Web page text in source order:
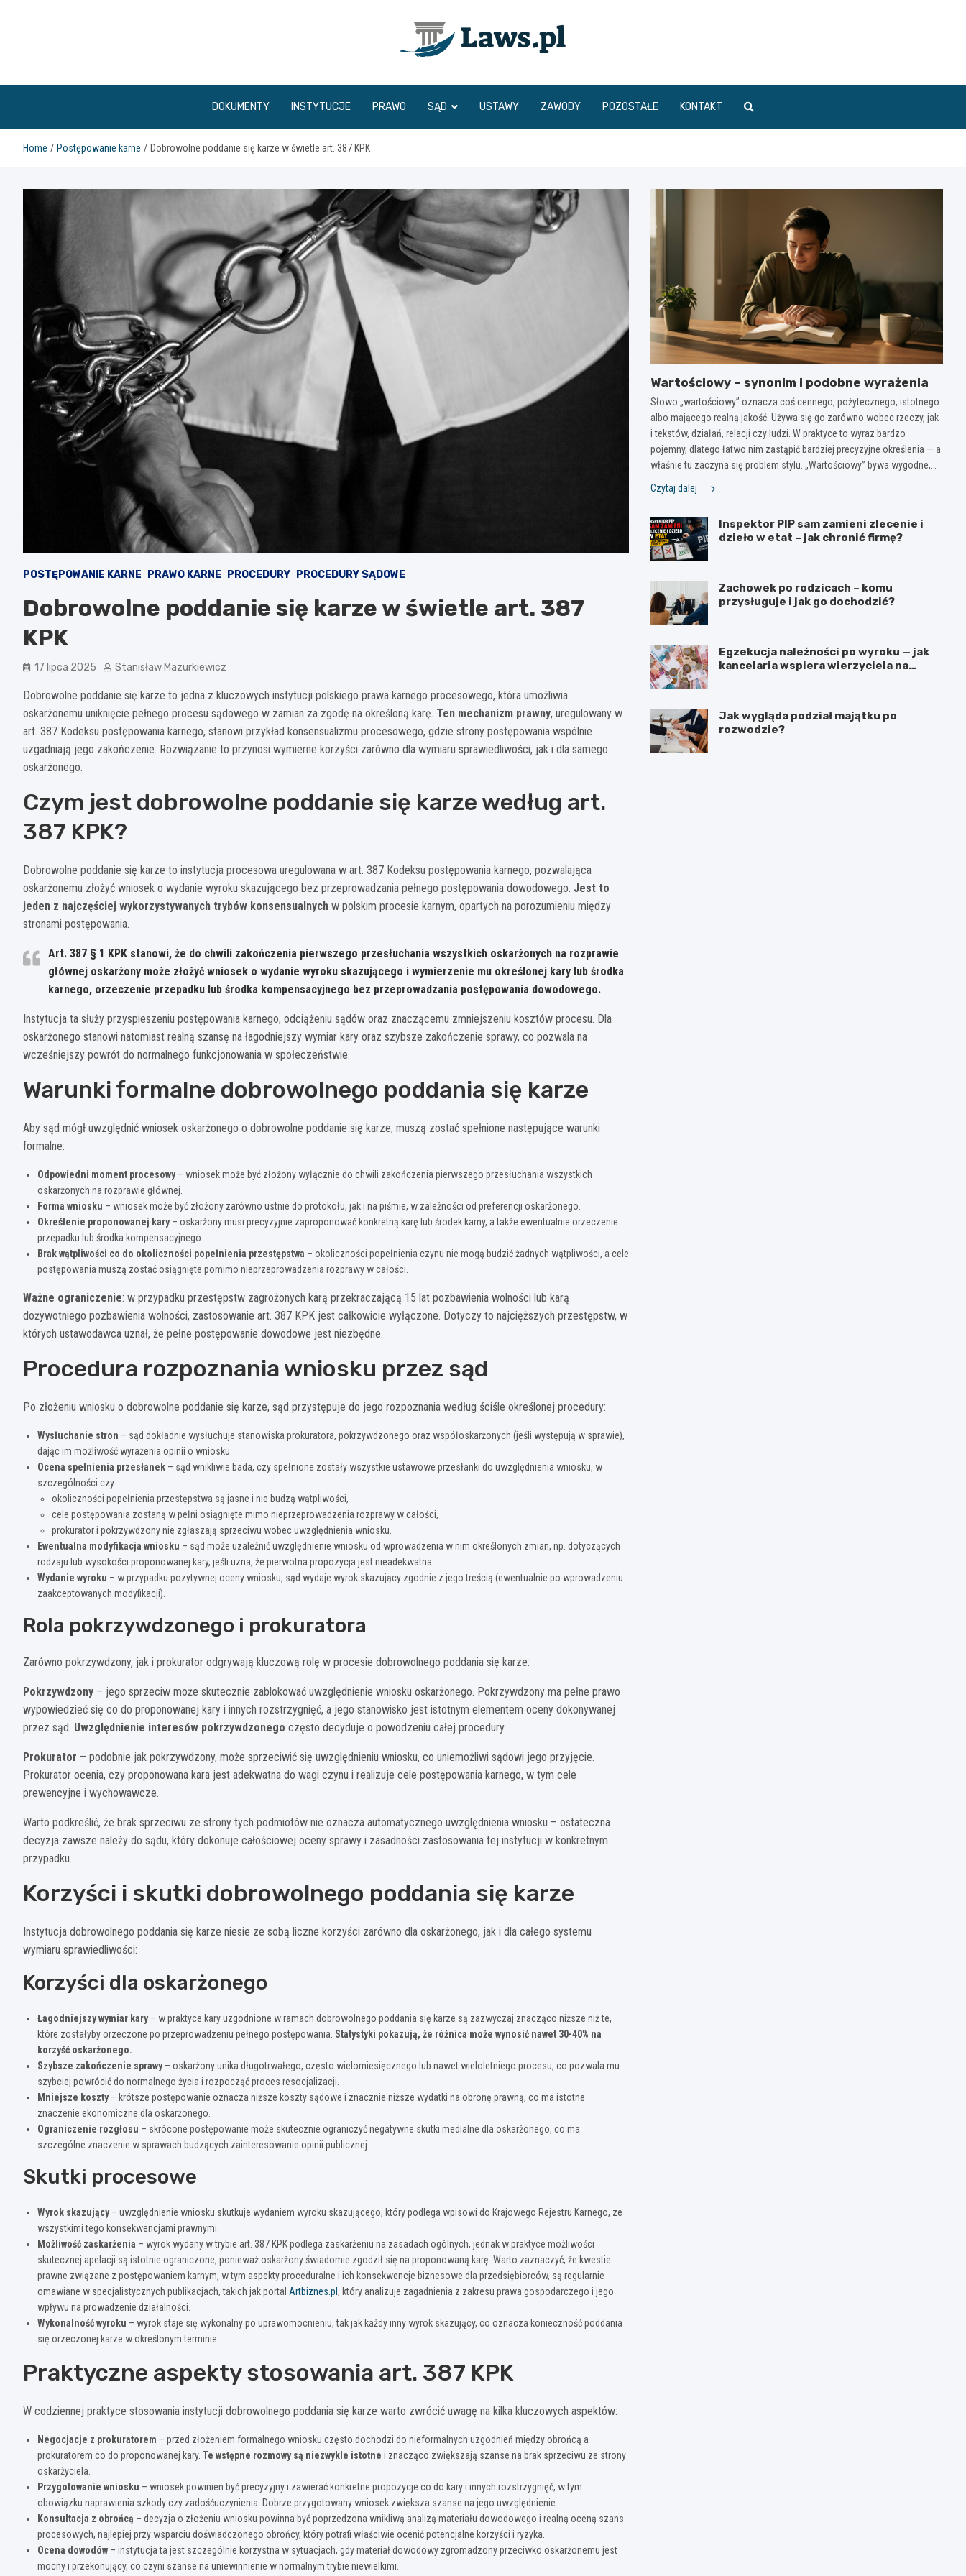
www.laws.pl
DOKUMENTY INSTYTUCJE PRAWO SĄD USTAWY ZAWODY POZOSTAŁE KONTAKT
Home Postępowanie karne Dobrowolne poddanie się karze w świetle art. 387 KPK
POSTĘPOWANIE KARNE PRAWO KARNE PROCEDURY PROCEDURY SĄDOWE
Dobrowolne poddanie się karze w świetle art. 387
KPK
17 lipca 2025 Stanisław Mazurkiewicz
Dobrowolne poddanie się karze to jedna z kluczowych instytucji polskiego prawa karnego procesowego, która umożliwia
oskarżonemu uniknięcie pełnego procesu sądowego w zamian za zgodę na określoną karę. Ten mechanizm prawny, uregulowany w
art. 387 Kodeksu postępowania karnego, stanowi przykład konsensualizmu procesowego, gdzie strony postępowania wspólnie
uzgadniają jego zakończenie. Rozwiązanie to przynosi wymierne korzyści zarówno dla wymiaru sprawiedliwości, jak i dla samego
oskarżonego.
Czym jest dobrowolne poddanie się karze według art.
387 KPK?
Dobrowolne poddanie się karze to instytucja procesowa uregulowana w art. 387 Kodeksu postępowania karnego, pozwalająca
oskarżonemu złożyć wniosek o wydanie wyroku skazującego bez przeprowadzania pełnego postępowania dowodowego. Jest to
jeden z najczęściej wykorzystywanych trybów konsensualnych w polskim procesie karnym, opartych na porozumieniu między
stronami postępowania.
Art. 387 § 1 KPK stanowi, że do chwili zakończenia pierwszego przesłuchania wszystkich oskarżonych na rozprawie
głównej oskarżony może złożyć wniosek o wydanie wyroku skazującego i wymierzenie mu określonej kary lub środka
karnego, orzeczenie przepadku lub środka kompensacyjnego bez przeprowadzania postępowania dowodowego.
Instytucja ta służy przyspieszeniu postępowania karnego, odciążeniu sądów oraz znaczącemu zmniejszeniu kosztów procesu. Dla
oskarżonego stanowi natomiast realną szansę na łagodniejszy wymiar kary oraz szybsze zakończenie sprawy, co pozwala na
wcześniejszy powrót do normalnego funkcjonowania w społeczeństwie.
Warunki formalne dobrowolnego poddania się karze
Aby sąd mógł uwzględnić wniosek oskarżonego o dobrowolne poddanie się karze, muszą zostać spełnione następujące warunki
formalne:
Odpowiedni moment procesowy– wniosek może być złożony wyłącznie do chwili zakończenia pierwszego przesłuchania wszystkich
oskarżonych na rozprawie głównej.
Forma wniosku – wniosek może być złożony zarówno ustnie do protokołu, jak i na piśmie, w zależności od preferencji oskarżonego.
Określenie proponowanej kary– oskarżony musi precyzyjnie zaproponować konkretną karę lub środek karny, a także ewentualnie orzeczenie
przepadku lub środka kompensacyjnego.
Brak wątpliwości co do okoliczności popełnienia przestępstwa – okoliczności popełnienia czynu nie mogą budzić żadnych wątpliwości, a cele
postępowania muszą zostać osiągnięte pomimo nieprzeprowadzenia rozprawy w całości.
Ważne ograniczenie: w przypadku przestępstw zagrożonych karą przekraczającą 15 lat pozbawienia wolności lub karą
dożywotniego pozbawienia wolności, zastosowanie art. 387 KPK jest całkowicie wyłączone. Dotyczy to najcięższych przestępstw, w
których ustawodawca uznał, że pełne postępowanie dowodowe jest niezbędne.
Procedura rozpoznania wniosku przez sąd
Po złożeniu wniosku o dobrowolne poddanie się karze, sąd przystępuje do jego rozpoznania według ściśle określonej procedury:
Wysłuchanie stron – sąd dokładnie wysłuchuje stanowiska prokuratora, pokrzywdzonego oraz współoskarżonych (jeśli występują w sprawie),
dając im możliwość wyrażenia opinii o wniosku.
Ocena spełnienia przesłanek – sąd wnikliwie bada, czy spełnione zostały wszystkie ustawowe przesłanki do uwzględnienia wniosku, w
szczególności czy:
okoliczności popełnienia przestępstwa są jasne i nie budzą wątpliwości,
cele postępowania zostaną w pełni osiągnięte mimo nieprzeprowadzenia rozprawy w całości,
prokurator i pokrzywdzony nie zgłaszają sprzeciwu wobec uwzględnienia wniosku.
Ewentualna modyfikacja wniosku – sąd może uzależnić uwzględnienie wniosku od wprowadzenia w nim określonych zmian, np. dotyczących
rodzaju lub wysokości proponowanej kary, jeśli uzna, że pierwotna propozycja jest nieadekwatna.
Wydanie wyroku – w przypadku pozytywnej oceny wniosku, sąd wydaje wyrok skazujący zgodnie z jego treścią (ewentualnie po wprowadzeniu
zaakceptowanych modyfikacji).
Rola pokrzywdzonego i prokuratora
Zarówno pokrzywdzony, jak i prokurator odgrywają kluczową rolę w procesie dobrowolnego poddania się karze:
Pokrzywdzony – jego sprzeciw może skutecznie zablokować uwzględnienie wniosku oskarżonego. Pokrzywdzony ma pełne prawo
wypowiedzieć się co do proponowanej kary i innych rozstrzygnięć, a jego stanowisko jest istotnym elementem oceny dokonywanej
przez sąd. Uwzględnienie interesów pokrzywdzonego często decyduje o powodzeniu całej procedury.
Prokurator – podobnie jak pokrzywdzony, może sprzeciwić się uwzględnieniu wniosku, co uniemożliwi sądowi jego przyjęcie.
Prokurator ocenia, czy proponowana kara jest adekwatna do wagi czynu i realizuje cele postępowania karnego, w tym cele
prewencyjne i wychowawcze.
Warto podkreślić, że brak sprzeciwu ze strony tych podmiotów nie oznacza automatycznego uwzględnienia wniosku – ostateczna
decyzja zawsze należy do sądu, który dokonuje całościowej oceny sprawy i zasadności zastosowania tej instytucji w konkretnym
przypadku.
Korzyści i skutki dobrowolnego poddania się karze
Instytucja dobrowolnego poddania się karze niesie ze sobą liczne korzyści zarówno dla oskarżonego, jak i dla całego systemu
wymiaru sprawiedliwości:
Korzyści dla oskarżonego
Łagodniejszy wymiar kary– w praktyce kary uzgodnione w ramach dobrowolnego poddania się karze są zazwyczaj znacząco niższe niż te,
które zostałyby orzeczone po przeprowadzeniu pełnego postępowania. Statystyki pokazują, że różnica może wynosić nawet 30-40% na
korzyść oskarżonego.
Szybsze zakończenie sprawy– oskarżony unika długotrwałego, często wielomiesięcznego lub nawet wieloletniego procesu, co pozwala mu
szybciej powrócić do normalnego życia i rozpocząć proces resocjalizacji.
Mniejsze koszty– krótsze postępowanie oznacza niższe koszty sądowe i znacznie niższe wydatki na obronę prawną, co ma istotne
znaczenie ekonomiczne dla oskarżonego.
Ograniczenie rozgłosu – skrócone postępowanie może skutecznie ograniczyć negatywne skutki medialne dla oskarżonego, co ma
szczególne znaczenie w sprawach budzących zainteresowanie opinii publicznej.
Skutki procesowe
Wyrok skazujący– uwzględnienie wniosku skutkuje wydaniem wyroku skazującego, który podlega wpisowi do Krajowego Rejestru Karnego, ze
wszystkimi tego konsekwencjami prawnymi.
Możliwość zaskarżenia – wyrok wydany w trybie art. 387 KPK podlega zaskarżeniu na zasadach ogólnych, jednak w praktyce możliwości
skutecznej apelacji są istotnie ograniczone, ponieważ oskarżony świadomie zgodził się na proponowaną karę. Warto zaznaczyć, że kwestie
prawne związane z postępowaniem karnym, w tym aspekty proceduralne i ich konsekwencje biznesowe dla przedsiębiorców, są regularnie
omawiane w specjalistycznych publikacjach, takich jak portal Artbiznes.pl , który analizuje zagadnienia z zakresu prawa gospodarczego i jego
wpływu na prowadzenie działalności.
Wykonalność wyroku – wyrok staje się wykonalny po uprawomocnieniu, tak jak każdy inny wyrok skazujący, co oznacza konieczność poddania
się orzeczonej karze w określonym terminie.
Praktyczne aspekty stosowania art. 387 KPK
W codziennej praktyce stosowania instytucji dobrowolnego poddania się karze warto zwrócić uwagę na kilka kluczowych aspektów:
Negocjacje z prokuratorem – przed złożeniem formalnego wniosku często dochodzi do nieformalnych uzgodnień między obrońcą a
prokuratorem co do proponowanej kary. Te wstępne rozmowy są niezwykle istotne i znacząco zwiększają szanse na brak sprzeciwu ze strony
oskarżyciela.
Przygotowanie wniosku – wniosek powinien być precyzyjny i zawierać konkretne propozycje co do kary i innych rozstrzygnięć, w tym
obowiązku naprawienia szkody czy zadośćuczynienia. Dobrze przygotowany wniosek zwiększa szanse na jego uwzględnienie.
Konsultacja z obrońcą – decyzja o złożeniu wniosku powinna być poprzedzona wnikliwą analizą materiału dowodowego i realną oceną szans
procesowych, najlepiej przy wsparciu doświadczonego obrońcy, który potrafi właściwie ocenić potencjalne korzyści i ryzyka.
Ocena dowodów – instytucja ta jest szczególnie korzystna w sytuacjach, gdy materiał dowodowy zgromadzony przeciwko oskarżonemu jest
mocny i przekonujący, co czyni szanse na uniewinnienie w normalnym trybie niewielkimi.
Wartościowy – synonim i podobne wyrażenia
Słowo „wartościowy” oznacza coś cennego, pożytecznego, istotnego
albo mającego realną jakość. Używa się go zarówno wobec rzeczy, jak
i tekstów, działań, relacji czy ludzi. W praktyce to wyraz bardzo
pojemny, dlatego łatwo nim zastąpić bardziej precyzyjne określenia — a
właśnie tu zaczyna się problem stylu. „Wartościowy” bywa wygodne,…
Czytaj dalej
Inspektor PIP sam zamieni zlecenie i
dzieło w etat – jak chronić firmę?
Zachowek po rodzicach – komu
przysługuje i jak go dochodzić?
Egzekucja należności po wyroku — jak
kancelaria wspiera wierzyciela na
Jak wygląda podział majątku po
rozwodzie?